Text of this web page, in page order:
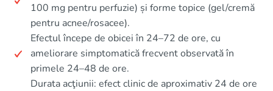
100 mg pentru perfuzie) și forme topice (gel/cremă
pentru acnee/rosacee).
Efectul începe de obicei în 24–72 de ore, cu
ameliorare simptomatică frecvent observată în
primele 24–48 de ore.
Durata acţiunii: efect clinic de aproximativ 24 de ore